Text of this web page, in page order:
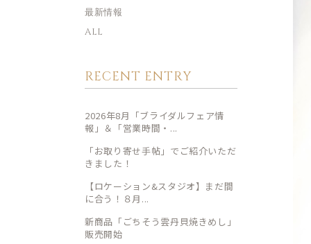
最新情報
ALL
RECENT ENTRY
2026年8月「ブライダルフェア情
報」＆「営業時間・...
「お取り寄せ手帖」でご紹介いただ
きました！
【ロケーション&スタジオ】まだ間
に合う！８月...
新商品「ごちそう雲丹貝焼きめし」
販売開始